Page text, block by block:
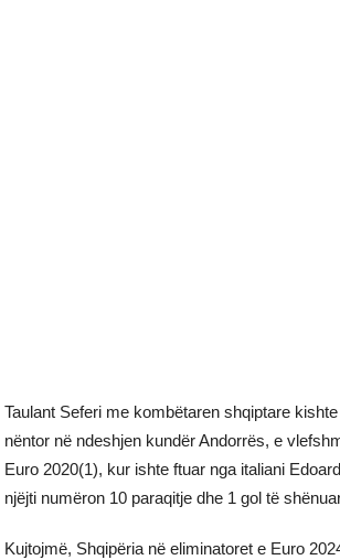
Taulant Seferi me kombëtaren shqiptare
nëntor në ndeshjen kundër Andorrës, e
Euro 2020(1), kur ishte ftuar nga italiani
njëjti numëron 10 paraqitje dhe 1 gol të
Kujtojmë, Shqipëria në eliminatoret e Euro